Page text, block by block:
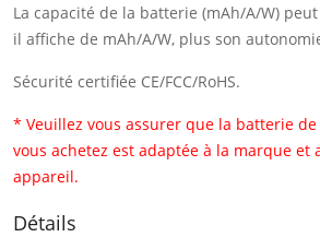
La capacité de la batterie (mAh/A/W)
il affiche de mAh/A/W, plus son
Sécurité certifiée CE/FCC/RoHS.
* Veuillez vous assurer que la batterie
vous achetez est adaptée à la marque et
appareil.
Détails